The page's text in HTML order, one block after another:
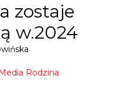
zostaje
w.2024
Media Rodzina